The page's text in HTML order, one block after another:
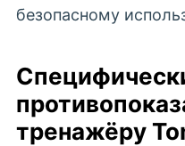
безопасному
тренажёру